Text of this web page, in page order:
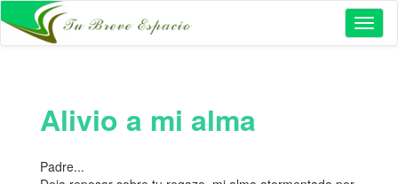
Alivio a mi alma
Padre...